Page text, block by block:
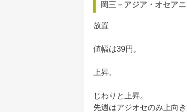
岡三－アジア・オセア
放置
値幅は39円。
上昇。
じわりと上昇。
先週はアジオセのみ上向き